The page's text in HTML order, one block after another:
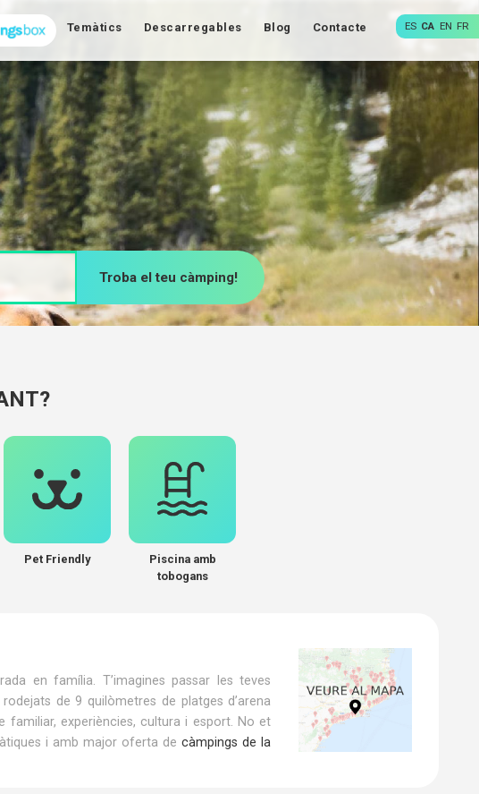
Temàtics Descarregables Blog Contacte ES CA EN FR
Troba el teu càmping!
Pet Friendly
Piscina amb
tobogans
en família. T’imagines passar les teves
de 9 quilòmetres de platges d’arena
familiar, experiències, cultura i esport. No et
i amb major oferta decàmpings de la